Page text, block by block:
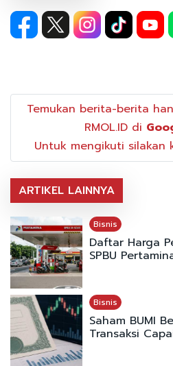
Temukan berita-berita
RMOL.ID di
Untuk mengikuti
ARTIKEL LAINNYA
Bisnis
Daftar Harga
SPBU
Bisnis
Saham BUMI
Transaksi